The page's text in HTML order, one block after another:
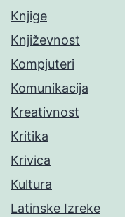
Knjige
Književnost
Kompjuteri
Komunikacija
Kreativnost
Kritika
Krivica
Kultura
Latinske Izreke